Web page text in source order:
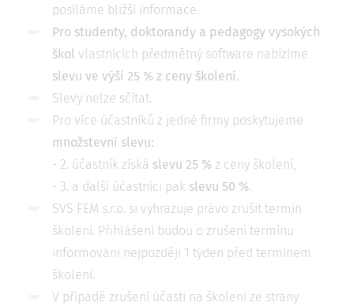
posíláme bližší informace.
Pro studenty, doktorandy a pedagogy vysokých
škol vlastnících předmětný software nabízíme
slevu ve výši 25 % z ceny školení.
Slevy nelze sčítat.
Pro více účastníků z jedné firmy poskytujeme
množstevní slevu:
- 2. účastník získá slevu 25 % z ceny školení,
- 3. a další účastníci pak slevu 50 %.
SVS FEM s.r.o. si vyhrazuje právo zrušit termín
školení. Přihlášení budou o zrušení termínu
informováni nejpozději 1 týden před termínem
školení.
V případě zrušení účasti na školení ze strany